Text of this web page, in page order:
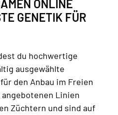
ONLINE
GENETIK FÜR
du hochwertige
ausgewählte
den Anbau im Freien
Linien
Züchtern und sind auf